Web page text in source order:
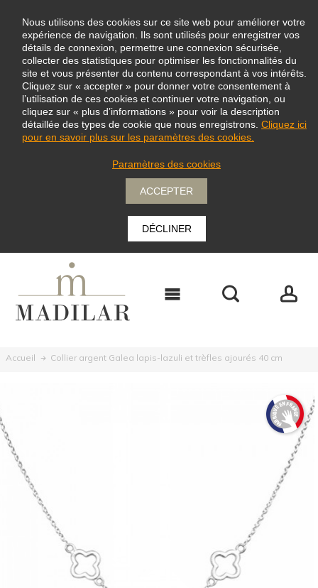
Nous utilisons des cookies sur ce site web pour améliorer votre
expérience de navigation. Ils sont utilisés pour enregistrer vos
détails de connexion, permettre une connexion sécurisée,
collecter des statistiques pour optimiser les fonctionnalités du
site et vous présenter du contenu correspondant à vos intérêts.
Cliquez sur « accepter » pour donner votre consentement à
l’utilisation de ces cookies et continuer votre navigation, ou
cliquez sur « plus d’informations » pour voir la description
détaillée des types de cookie que nous enregistrons. Cliquez ici
pour en savoir plus sur les paramètres des cookies.
Paramètres des cookies
ACCEPTER
DÉCLINER
Accueil Collier argent Galea lapis-lazuli et trèfles ajourés 40 cm